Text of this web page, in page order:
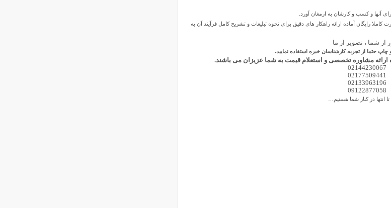
آنها و کسب و کارشان به ارمغان آورد.
رایگان آماده ارائه راهکار های دقیق برای نحوه تبلیغات و تشریح کامل فرآیند آن به
از شما ، تصویر از ما
حتما از تجربه کارشناسان خبره استفاده نمایید.
ارائه مشاوره تخصصی و استعلام قیمت به شما عزیزان می باشند.
02144230067
02177509441
02133963196
09122877058
تا انتها در کنار شما هستیم…